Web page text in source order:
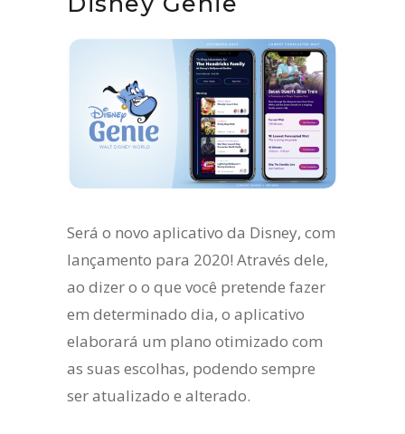
Será o novo aplicativo da Disney, com
lançamento para 2020! Através dele,
ao dizer o o que você pretende fazer
em determinado dia, o aplicativo
elaborará um plano otimizado com
as suas escolhas, podendo sempre
ser atualizado e alterado.